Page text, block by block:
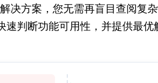
决方案，您无需再盲目查阅复
判断功能可用性，并提供最